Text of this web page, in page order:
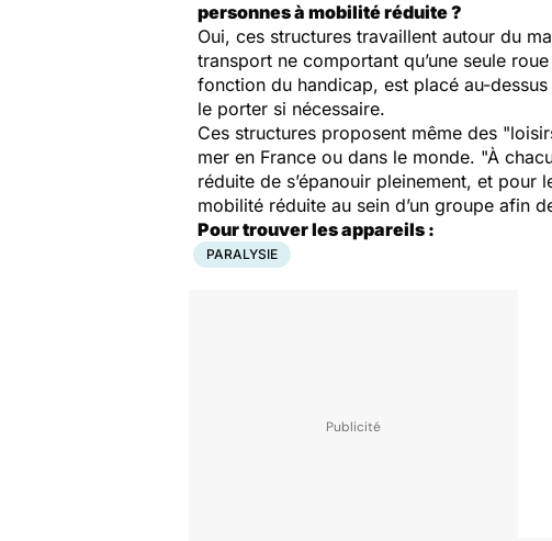
personnes à mobilité réduite ?
Oui, ces structures travaillent autour du
transport ne comportant qu’une seule
fonction du handicap, est placé au-
le porter si nécessaire.
Ces structures proposent même des
mer en France ou dans le monde. "À
réduite de s’épanouir pleinement, et pour
mobilité réduite au sein d’un groupe afin
Pour trouver les appareils :
PARALYSIE